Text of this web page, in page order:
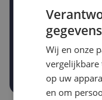
Gewenste daling
-5%
gegevens
Wij en onze
op uw
en om